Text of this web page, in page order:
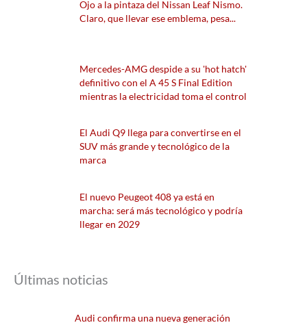
Ojo a la pintaza del Nissan Leaf Nismo.
Claro, que llevar ese emblema, pesa...
Mercedes-AMG despide a su 'hot hatch'
definitivo con el A 45 S Final Edition
mientras la electricidad toma el control
El Audi Q9 llega para convertirse en el
SUV más grande y tecnológico de la
marca
El nuevo Peugeot 408 ya está en
marcha: será más tecnológico y podría
llegar en 2029
Últimas noticias
Audi confirma una nueva generación